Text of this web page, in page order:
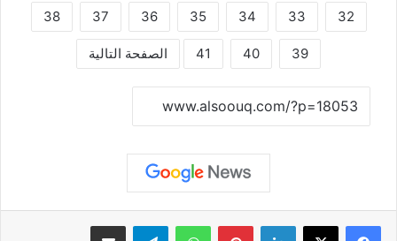
32
33
34
35
36
37
38
39
40
41 الصفحة التالية
لينكدإن بينتيريستواتساب تيلقرام مشاركة عبر البريد